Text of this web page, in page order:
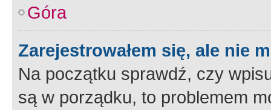
Góra
Zarejestrowałem się, ale nie
Na początku sprawdź, czy
są w porządku, to problemem